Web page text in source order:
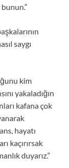
saygı
kim
yakaladığın
kafana çok
hayatı
kaçırırsak
duyarız.”